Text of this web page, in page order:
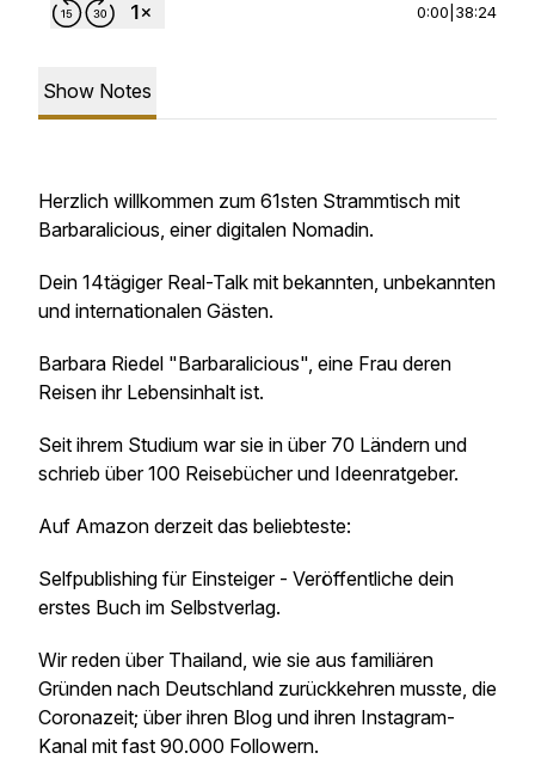
0:00 38:24
Show Notes
Herzlich willkommen zum 61sten Strammtisch mit
Barbaralicious, einer digitalen Nomadin.
Dein 14tägiger Real-Talk mit bekannten, unbekannten
und internationalen Gästen.
Barbara Riedel "Barbaralicious", eine Frau deren
Reisen ihr Lebensinhalt ist.
Seit ihrem Studium war sie in über 70 Ländern und
schrieb über 100 Reisebücher und Ideenratgeber.
Auf Amazon derzeit das beliebteste:
Selfpublishing für Einsteiger - Veröffentliche dein
erstes Buch im Selbstverlag.
Wir reden über Thailand, wie sie aus familiären
Gründen nach Deutschland zurückkehren musste, die
Coronazeit; über ihren Blog und ihren Instagram-
Kanal mit fast 90.000 Followern.